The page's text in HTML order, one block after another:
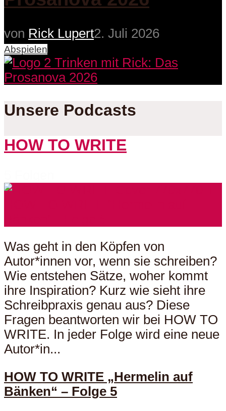
von Rick Lupert2. Juli 2026
Abspielen
Unsere Podcasts
HOW TO WRITE
Was geht in den Köpfen von
Autor*innen vor, wenn sie schreiben?
Wie entstehen Sätze, woher kommt
ihre Inspiration? Kurz wie sieht ihre
Schreibpraxis genau aus? Diese
Fragen beantworten wir bei HOW TO
WRITE. In jeder Folge wird eine neue
Autor*in...
HOW TO WRITE „Hermelin auf
Bänken“ – Folge 5